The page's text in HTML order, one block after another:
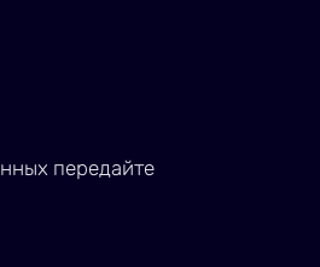
передайте